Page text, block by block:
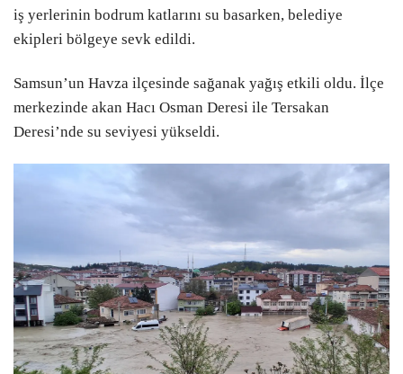
iş yerlerinin bodrum katlarını su basarken, belediye
ekipleri bölgeye sevk edildi.
Samsun’un Havza ilçesinde sağanak yağış etkili oldu. İlçe
merkezinde akan Hacı Osman Deresi ile Tersakan
Deresi’nde su seviyesi yükseldi.